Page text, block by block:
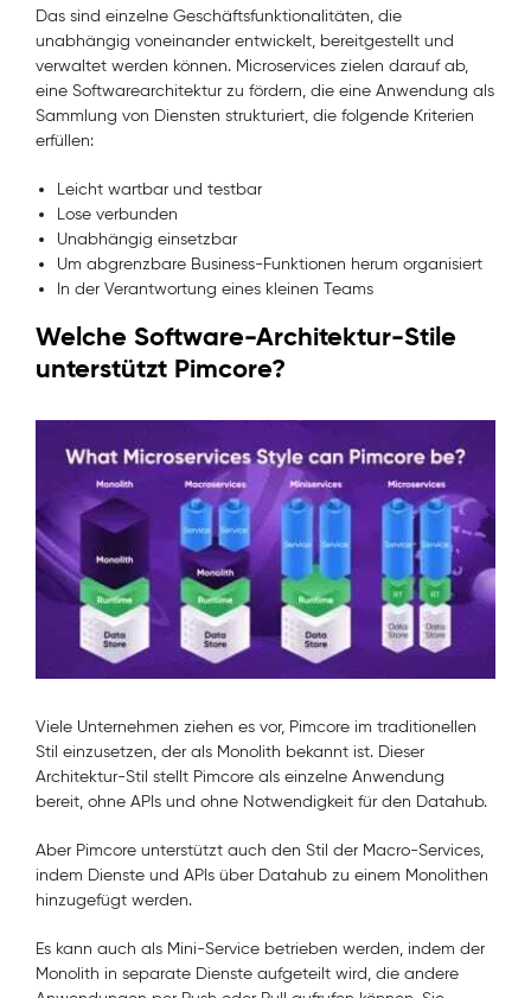
Das sind einzelne Geschäftsfunktionalitäten, die
unabhängig voneinander entwickelt, bereitgestellt und
verwaltet werden können. Microservices zielen darauf ab,
eine Softwarearchitektur zu fördern, die eine Anwendung als
Sammlung von Diensten strukturiert, die folgende Kriterien
erfüllen:
Leicht wartbar und testbar
Lose verbunden
Unabhängig einsetzbar
Um abgrenzbare Business-Funktionen herum organisiert
In der Verantwortung eines kleinen Teams
Welche Software-Architektur-Stile
unterstützt Pimcore?
Viele Unternehmen ziehen es vor, Pimcore im traditionellen
Stil einzusetzen, der als Monolith bekannt ist. Dieser
Architektur-Stil stellt Pimcore als einzelne Anwendung
bereit, ohne APIs und ohne Notwendigkeit für den Datahub.
Aber Pimcore unterstützt auch den Stil der Macro-Services,
indem Dienste und APIs über Datahub zu einem Monolithen
hinzugefügt werden.
Es kann auch als Mini-Service betrieben werden, indem der
Monolith in separate Dienste aufgeteilt wird, die andere